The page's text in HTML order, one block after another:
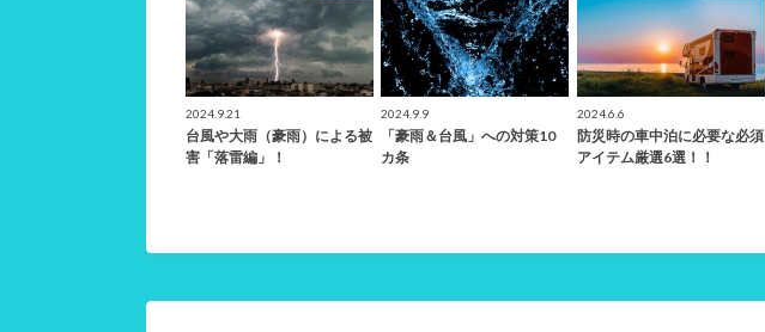
2024.9.21
台風や大雨（豪雨）による被
害「落雷編」！
2024.9.9
「豪雨＆台風」への対策10
カ条
2024.6.6
防災時の車中泊に必要な必須
アイテム厳選6選！！